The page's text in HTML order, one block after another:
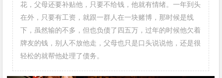
花，父母还要补贴他，只要不给钱，他就有情绪。一年到头
在外，只要有工资，就跟一群人在一块赌博，那时候是线
下，虽然输的不多，但也负债了四五万，过年的时候他欠着
牌友的钱，别人不放他走，父母也只是口头说说他，还是很
轻松的就帮他处理了债务。